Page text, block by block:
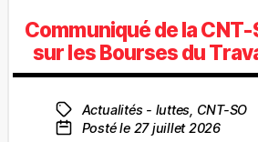
Communiqué de la CNT-
sur les Bourses du
Actualités - luttes, CNT-SO
Posté le 27 juillet 2026